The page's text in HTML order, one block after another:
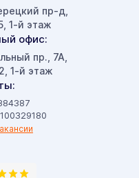
пр-д,
1-й этаж
офис:
пр., 7А,
1-й этаж